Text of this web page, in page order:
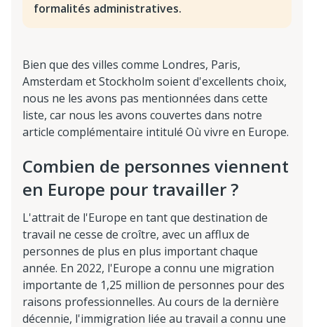
formalités administratives.
Bien que des villes comme Londres, Paris,
Amsterdam et Stockholm soient d'excellents choix,
nous ne les avons pas mentionnées dans cette
liste, car nous les avons couvertes dans notre
article complémentaire intitulé Où vivre en Europe.
Combien de personnes viennent
en Europe pour travailler ?
L'attrait de l'Europe en tant que destination de
travail ne cesse de croître, avec un afflux de
personnes de plus en plus important chaque
année. En 2022, l'Europe a connu une migration
importante de 1,25 million de personnes pour des
raisons professionnelles. Au cours de la dernière
décennie, l'immigration liée au travail a connu une